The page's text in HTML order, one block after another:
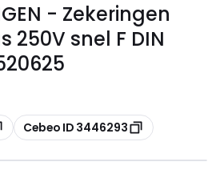
- Zekeringen
250V snel F DIN
Kopiëren
Cebeo ID 3446293